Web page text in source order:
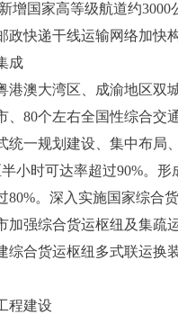
增国家高等级航道约3000
政快递干线运输网络加快
成
港澳大湾区、成渝地区双
、80个左右全国性综合交
统一规划建设、集中布局
小时可达率超过90%。
。 深入实施国家综合
加强综合货运枢纽及集疏
综合货运枢纽多式联运换
程建设